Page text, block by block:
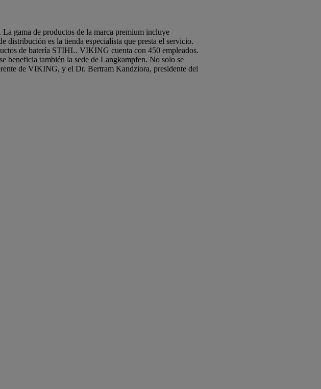
gama de productos de la marca premium incluye
distribución es la tienda especialista que presta el servicio.
de batería STIHL. VIKING cuenta con 450 empleados.
beneficia también la sede de Langkampfen. No solo se
de VIKING, y el Dr. Bertram Kandziora, presidente del